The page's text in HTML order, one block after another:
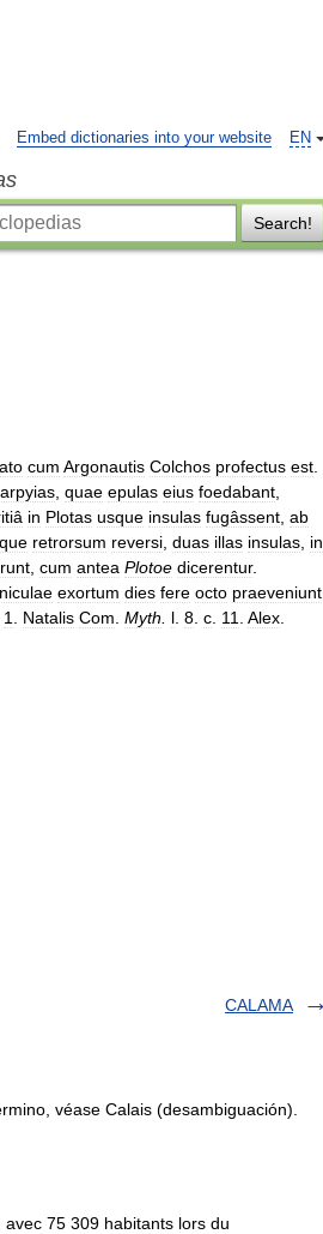
EN
Embed dictionaries into your website
Search!
cum Argonautis Colchos profectus est
quae epulas eius foedabant
in Plotas usque insulas fugâssent ab
retrorsum reversi duas illas insulas in
cum antea Plotoe dicerentur.
exortum dies fere octo praeveniunt
1 Natalis Com Myth l 8 c 11 Alex
CALAMA
véase Calais (desambiguación).
75 309 habitants lors du